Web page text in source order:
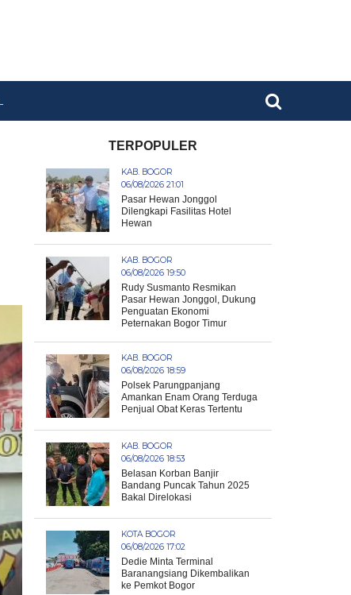
TERPOPULER
KAB. BOGOR
06/08/2026 21:01
Pasar Hewan Jonggol
Dilengkapi Fasilitas Hotel
Hewan
KAB. BOGOR
06/08/2026 19:50
Rudy Susmanto Resmikan
Pasar Hewan Jonggol, Dukung
Penguatan Ekonomi
Peternakan Bogor Timur
KAB. BOGOR
06/08/2026 18:59
Polsek Parungpanjang
Amankan Enam Orang Terduga
Penjual Obat Keras Tertentu
KAB. BOGOR
06/08/2026 18:53
Belasan Korban Banjir
Bandang Puncak Tahun 2025
Bakal Direlokasi
KOTA BOGOR
06/08/2026 17:02
Dedie Minta Terminal
Baranangsiang Dikembalikan
ke Pemkot Bogor